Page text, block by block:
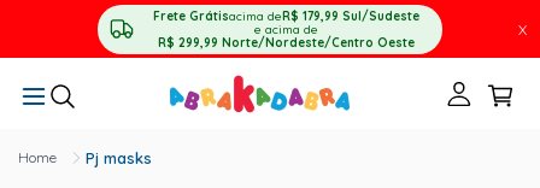
Frete Grátisacima deR$ 179,99 Sul/Sudeste
e acima de
R$ 299,99 Norte/Nordeste/Centro Oeste
X
Pj masks